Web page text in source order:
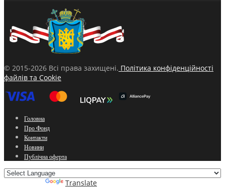
© 2015-2026 Всі права захищені. Політика конфіденційності
файлів та Cookie
Головна
Про Фонд
Контакти
Новини
Публічна оферта
Translate